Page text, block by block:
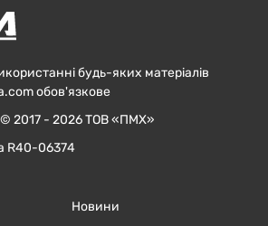
будь-яких матеріалів
обов'язкове
© 2017 - 2026 ТОВ «ПМХ»
R40-06374
Новини